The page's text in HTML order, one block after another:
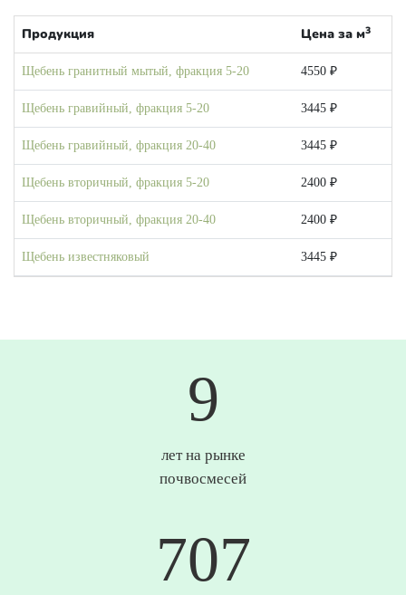
Продукция Цена за м3
Щебень гранитный мытый, фракция 5-20 4550 ₽
Щебень гравийный, фракция 5-20 3445 ₽
Щебень гравийный, фракция 20-40 3445 ₽
Щебень вторичный, фракция 5-20 2400 ₽
Щебень вторичный, фракция 20-40 2400 ₽
Щебень известняковый 3445 ₽
10
лет на рынке
почвосмесей
736